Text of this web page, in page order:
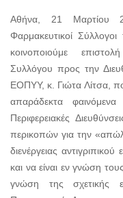
Αθήνα, 21 Μαρτίου
Φαρμακευτικοί
κοινοποιούμε
Συλλόγου προς την
ΕΟΠΥΥ, κ. Γιώτα Λίτσα,
απαράδεκτα
Περιφερειακές
περικοπών για την
διενέργειας
και να είναι εν γνώση
γνώση της σχετικής